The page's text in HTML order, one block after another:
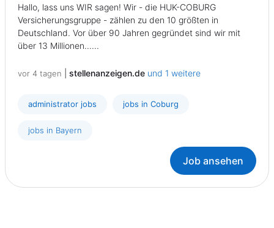
Hallo, lass uns WIR sagen! Wir - die HUK-COBURG
Versicherungsgruppe - zählen zu den 10 größten in
Deutschland. Vor über 90 Jahren gegründet sind wir mit
über 13 Millionen......
vor 4 tagen stellenanzeigen.de und 1 weitere
administrator jobs jobs in Coburg
jobs in Bayern
Job ansehen